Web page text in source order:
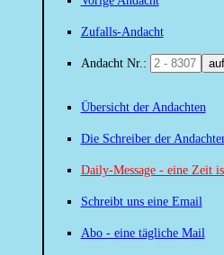
Zufalls-Andacht
Andacht Nr.:
Übersicht der Andachten
Die Schreiber der
Daily-Message - eine Zeit
Schreibt uns eine Email
Abo - eine tägliche Mail